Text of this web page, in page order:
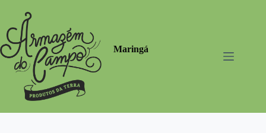
conteúdo
Maringá